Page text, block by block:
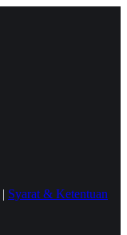
| Syarat & Ketentuan